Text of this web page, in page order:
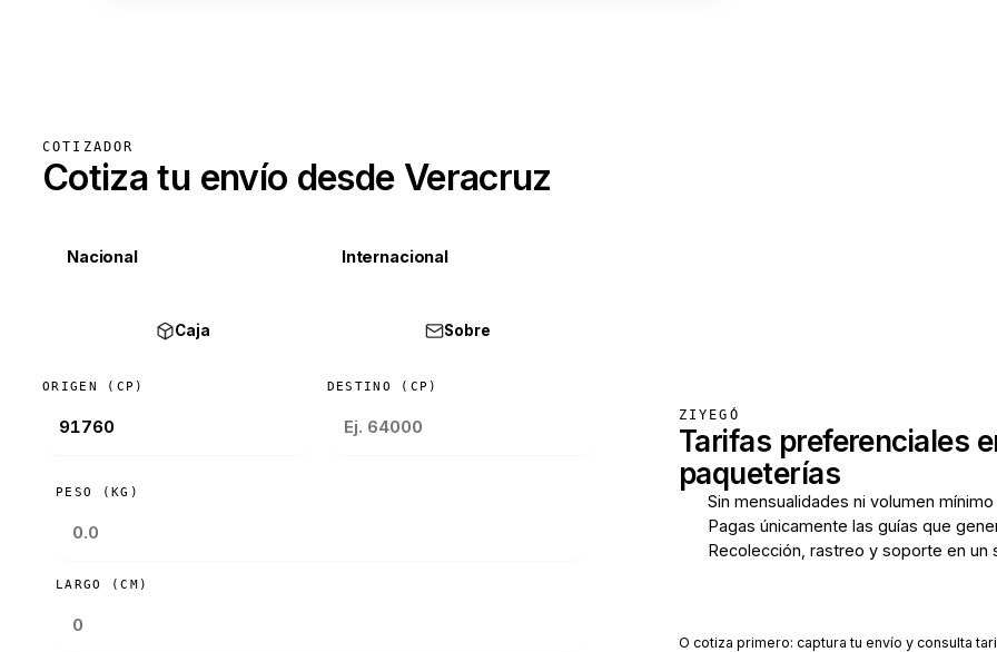
COTIZADOR
Cotiza tu envío desde Veracruz
Nacional Internacional
Caja Sobre
ORIGEN (CP) DESTINO (CP)
PESO (KG)
LARGO (CM)
ZIYEGÓ
Tarifas preferenciales
paqueterías
Sin mensualidades ni volumen mínimo
Pagas únicamente las guías que
Recolección, rastreo y soporte en un
O cotiza primero: captura tu envío y consulta